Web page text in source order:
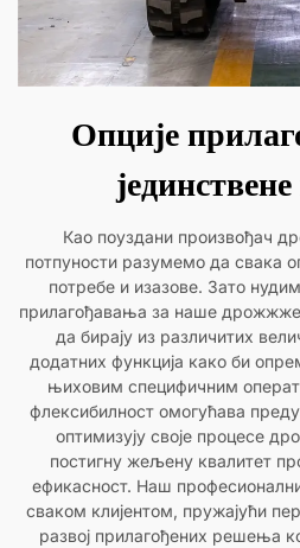
Опције
Као поуздани произвођач
потпуности разумемо да свака
потребе и изазове. Зато
прилагођавања за наше
да бирају из различитих
додатних функција како би
њиховим специфичним
флексибилност омогућава
оптимизују своје процесе
постигну жељену квалитет
ефикасност. Наш
сваком клијентом, пружајући
развој прилагођених решења